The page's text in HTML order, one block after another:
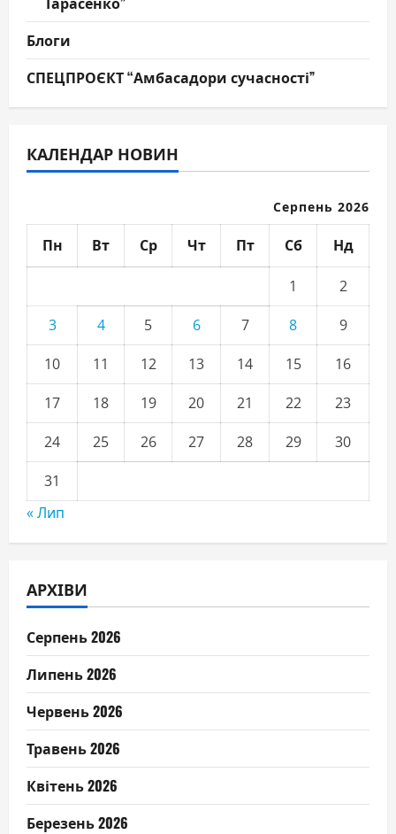
Блоги
СПЕЦПРОЄКТ “Амбасадори сучасності”
КАЛЕНДАР НОВИН
Серпень 2026
Пн Вт Ср Чт Пт Сб Нд
1
2
3
4 5 6 7 8
9
10
11 12 13 14 15
16
17
18 19 20 21 22
23
24
25 26 27 28 29
30
31
« Лип
АРХІВИ
Серпень 2026
Липень 2026
Червень 2026
Травень 2026
Квітень 2026
Березень 2026